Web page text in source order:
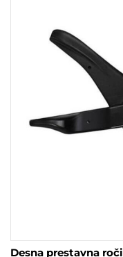
Desna prestavna